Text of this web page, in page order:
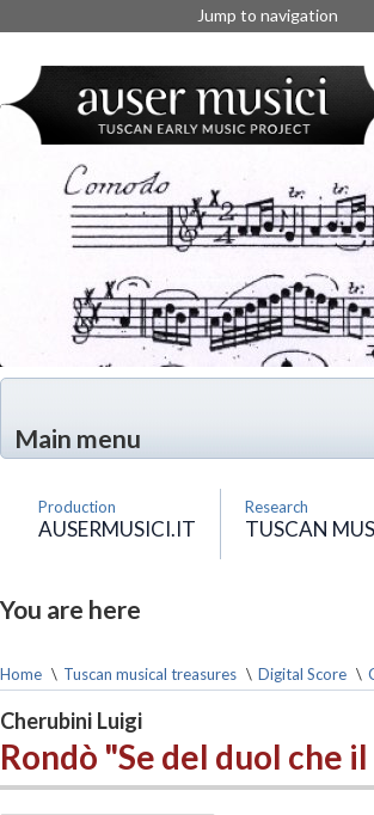
Jump to navigation
Main menu
Production
AUSERMUSICI.IT
Research
TUSCAN
You are here
Home \ Tuscan musical treasures \ Digital Score \
Cherubini Luigi
Rondò "Se del duol che